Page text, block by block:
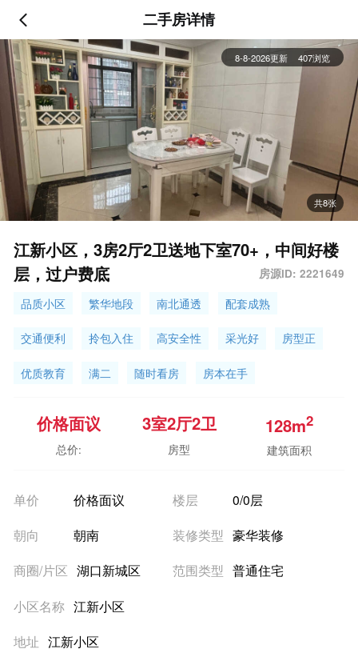
二手房详情
8-8-2026更新 407浏览
共8张
江新小区，3房2厅2卫送地下室70+，中间好楼
层，过户费底
房源ID: 2221649
品质小区 繁华地段 南北通透 配套成熟
交通便利 拎包入住 高安全性 采光好 房型正
优质教育 满二 随时看房 房本在手
价格面议
总价:
3室2厅2卫
房型
128m2
建筑面积
单价 价格面议 楼层 0/0层
朝向 朝南 装修类型 豪华装修
商圈/片区 湖口新城区 范围类型 普通住宅
小区名称 江新小区
地址 江新小区